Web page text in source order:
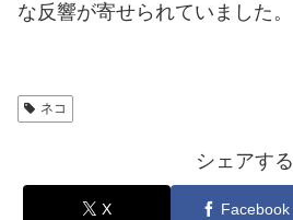
な反響が寄せられていました。
ネコ
シェアする
X Facebook